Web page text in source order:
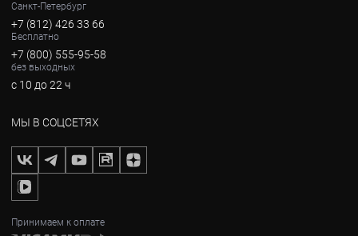
Санкт-Петербург
+7 (812) 426 33 66
Бесплатно
+7 (800) 555-95-58
без выходных
с 10 до 22 ч
МЫ В СОЦСЕТЯХ
Принимаем к оплате